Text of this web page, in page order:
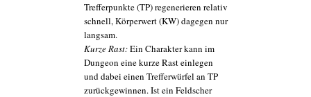
Trefferpunkte (TP) regenerieren relativ
schnell, Körperwert (KW) dagegen nur
langsam.
Kurze Rast:Ein Charakter kann im
Dungeon eine kurze Rast einlegen
und dabei einen Trefferwürfel an TP
zurückgewinnen. Ist ein Feldscher